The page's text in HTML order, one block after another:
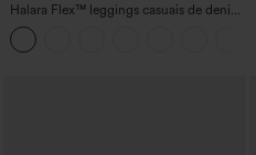
Halara Flex™ leggings casuais de denim
com cintura alta e bolsos